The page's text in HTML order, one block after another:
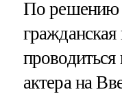
По решению
актера на